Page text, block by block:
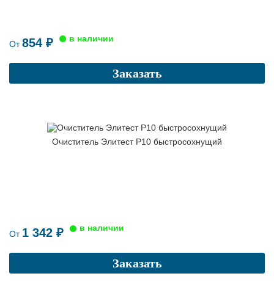
От854 ₽
Заказать
Очиститель Элитест Р10 быстросохнущий
От 1 342 ₽
Заказать